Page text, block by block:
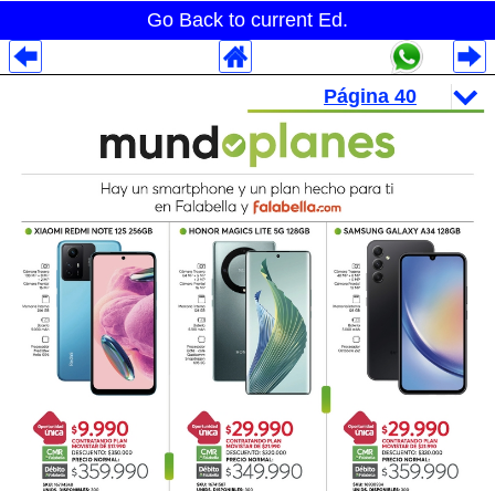
Go Back to current Ed.
Despliegues Analytics
Despliegues Totales
Despliegues por Rubros